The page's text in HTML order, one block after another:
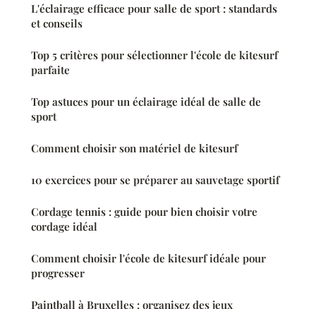
L'éclairage efficace pour salle de sport : standards
et conseils
Top 5 critères pour sélectionner l'école de kitesurf
parfaite
Top astuces pour un éclairage idéal de salle de
sport
Comment choisir son matériel de kitesurf
10 exercices pour se préparer au sauvetage sportif
Cordage tennis : guide pour bien choisir votre
cordage idéal
Comment choisir l'école de kitesurf idéale pour
progresser
Paintball à Bruxelles : organisez des jeux